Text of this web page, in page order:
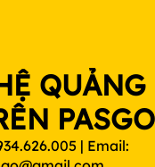
QUẢNG
PASGO
| Email: